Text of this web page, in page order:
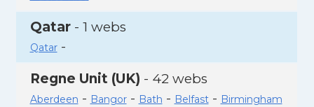
Qatar- 1 webs
Qatar-
Regne Unit (UK) - 42 webs
Aberdeen - Bangor- Bath - Belfast- Birmingham